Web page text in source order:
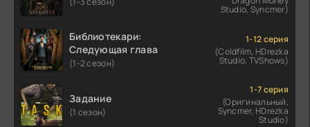
Studio, Syncmer)
Библиотекари:
Следующая глава
(1-2 сезон)
1-12 серия
(Coldfilm, HDrezka
Studio, TVShows)
Задание
(1 сезон)
1-7 серия
(Оригинальный,
Syncmer, HDrezka
Studio)